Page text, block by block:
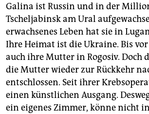
Galina ist Russin und in der
Tscheljabinsk am Ural
erwachsenes Leben hat sie in
Ihre Heimat ist die Ukraine. Bis
auch ihre Mutter in Rogosiv. Doch
die Mutter wieder zur Rückkehr
entschlossen. Seit ihrer
einen künstlichen Ausgang.
ein eigenes Zimmer, könne nicht